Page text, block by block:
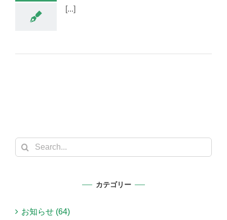
[...]
Search
for:
カテゴリー
お知らせ (64)